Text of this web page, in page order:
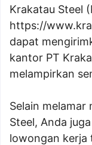
Krakatau Steel
https://
dapat
kantor PT
melampirkan
Selain melamar
Steel, Anda
lowongan kerja